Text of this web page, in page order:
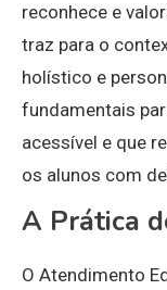
reconhece e
traz para o
holístico e
fundamentais
acessível e que
os alunos com
A Prática
O Atendimento